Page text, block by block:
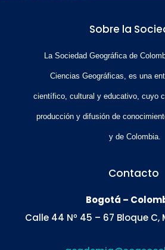
Sobre la
La Sociedad Geográfica de
Ciencias Geográficas, es una
científico, cultural y educativo, cuyo
producción y difusión de
y de Colombia.
Contacto
Bogotá –
Calle 44 Nº 45 – 67 Bloque C,